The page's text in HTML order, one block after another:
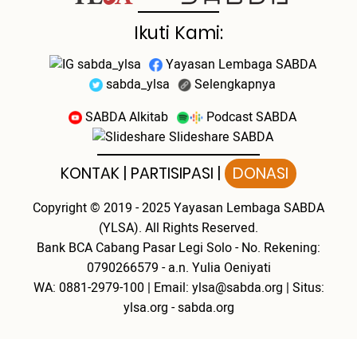
Ikuti Kami:
sabda_ylsa
Yayasan Lembaga SABDA
sabda_ylsa
Selengkapnya
SABDA Alkitab
Podcast SABDA
Slideshare SABDA
KONTAK PARTISIPASI DONASI
Copyright© 2019 - 2025Yayasan Lembaga SABDA
(YLSA). All Rights Reserved.
Bank BCA Cabang Pasar Legi Solo - No. Rekening:
0790266579 - a.n. Yulia Oeniyati
WA: 0881-2979-100 | Email: ylsa@sabda.org | Situs:
ylsa.org -sabda.org